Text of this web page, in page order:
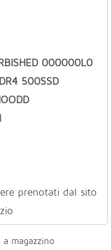
000000L0
500SSD
prenotati dal sito
a magazzino